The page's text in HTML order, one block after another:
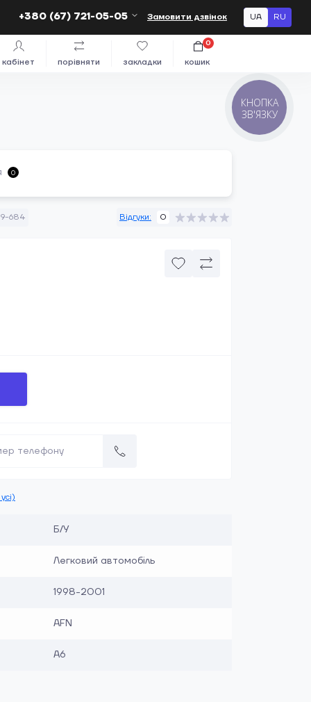
+380 (67) 721-05-05 Замовити дзвінок UA RU
кабінет порівняти закладки кошик
0
0
684 Відгуки: 0
Б/У
Легковий автомобіль
1998-2001
AFN
A6
КНОПКА
ЗВ'ЯЗКУ